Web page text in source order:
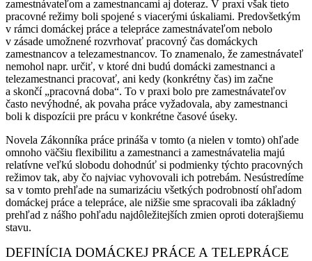
zamestnávateľom a zamestnancami aj doteraz. V praxi však tieto
pracovné režimy boli spojené s viacerými úskaliami. Predovšetkým
v rámci domáckej práce a telepráce zamestnávateľom nebolo
v zásade umožnené rozvrhovať pracovný čas domáckych
zamestnancov a telezamestnancov. To znamenalo, že zamestnávateľ
nemohol napr. určiť, v ktoré dni budú domácki zamestnanci a
telezamestnanci pracovať, ani kedy (konkrétny čas) im začne
a skončí „pracovná doba“. To v praxi bolo pre zamestnávateľov
často nevýhodné, ak povaha práce vyžadovala, aby zamestnanci
boli k dispozícii pre prácu v konkrétne časové úseky.
Novela Zákonníka práce prináša v tomto (a nielen v tomto) ohľade
omnoho väčšiu flexibilitu a zamestnanci a zamestnávatelia majú
relatívne veľkú slobodu dohodnúť si podmienky týchto pracovných
režimov tak, aby čo najviac vyhovovali ich potrebám. Nesústredíme
sa v tomto prehľade na sumarizáciu všetkých podrobností ohľadom
domáckej práce a telepráce, ale nižšie sme spracovali iba základný
prehľad z nášho pohľadu najdôležitejších zmien oproti doterajšiemu
stavu.
DEFINÍCIA DOMÁCKEJ PRÁCE A TELEPRÁCE